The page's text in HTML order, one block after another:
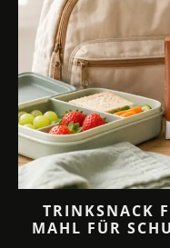
TRINKSNACK
MAHL FÜR